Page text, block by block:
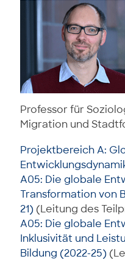
Professor für
Migration und
Projektbereich A:
A05: Die globale
Transformation von
21) (Leitung des
A05: Die globale
Inklusivität und
Bildung (2022-25)